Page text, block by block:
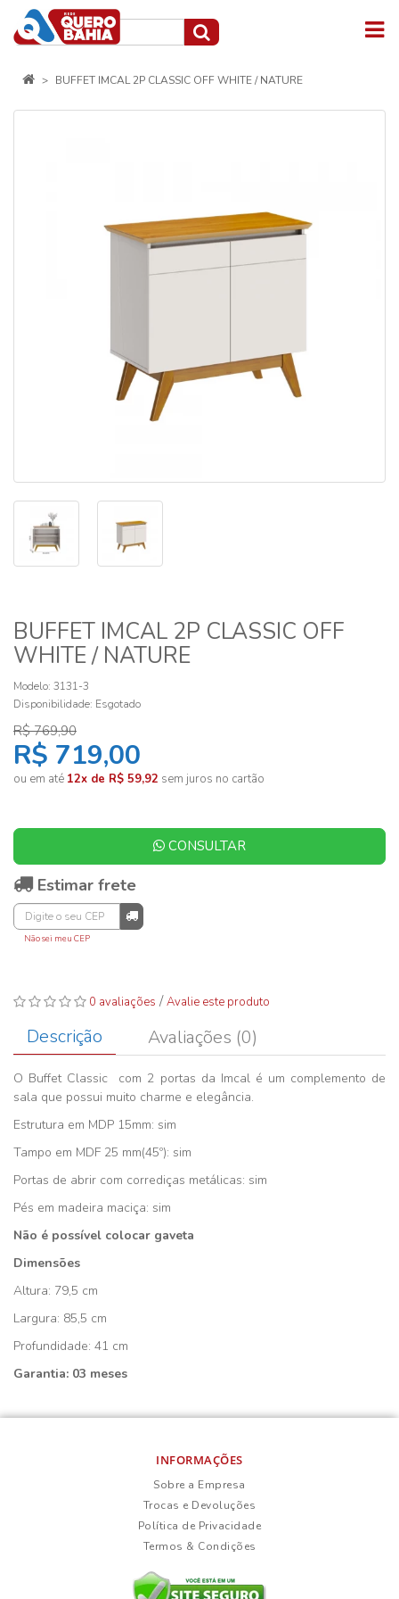
BUFFET IMCAL 2P CLASSIC OFF WHITE / NATURE
BUFFET IMCAL 2P CLASSIC OFF
WHITE / NATURE
Modelo: 3131-3
Disponibilidade: Esgotado
R$ 769,90
R$ 719,00
ou em até 12x de R$ 59,92 sem juros no cartão
CONSULTAR
Estimar frete
Não sei meu CEP
0 avaliações /Avalie este produto
Descrição Avaliações (0)
O Buffet Classic com 2 portas da Imcal é um complemento de
sala que possui muito charme e elegância.
Estrutura em MDP 15mm: sim
Tampo em MDF 25 mm(45º): sim
Portas de abrir com corrediças metálicas: sim
Pés em madeira maciça: sim
Não é possível colocar gaveta
Dimensões
Altura: 79,5 cm
Largura: 85,5 cm
Profundidade: 41 cm
Garantia: 03 meses
INFORMAÇÕES
Sobre a Empresa
Trocas e Devoluções
Política de Privacidade
Termos & Condições